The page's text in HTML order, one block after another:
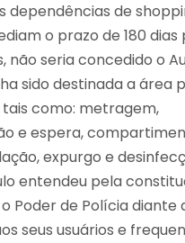
dependências de
o prazo de 180
não seria concedido o
sido destinada a área
como: metragem,
e espera,
expurgo e
entendeu pela
Poder de Polícia
seus usuários e